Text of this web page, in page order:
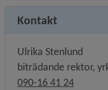
Kontakt
Ulrika Stenlund
biträdande rektor,
090-16 41 24